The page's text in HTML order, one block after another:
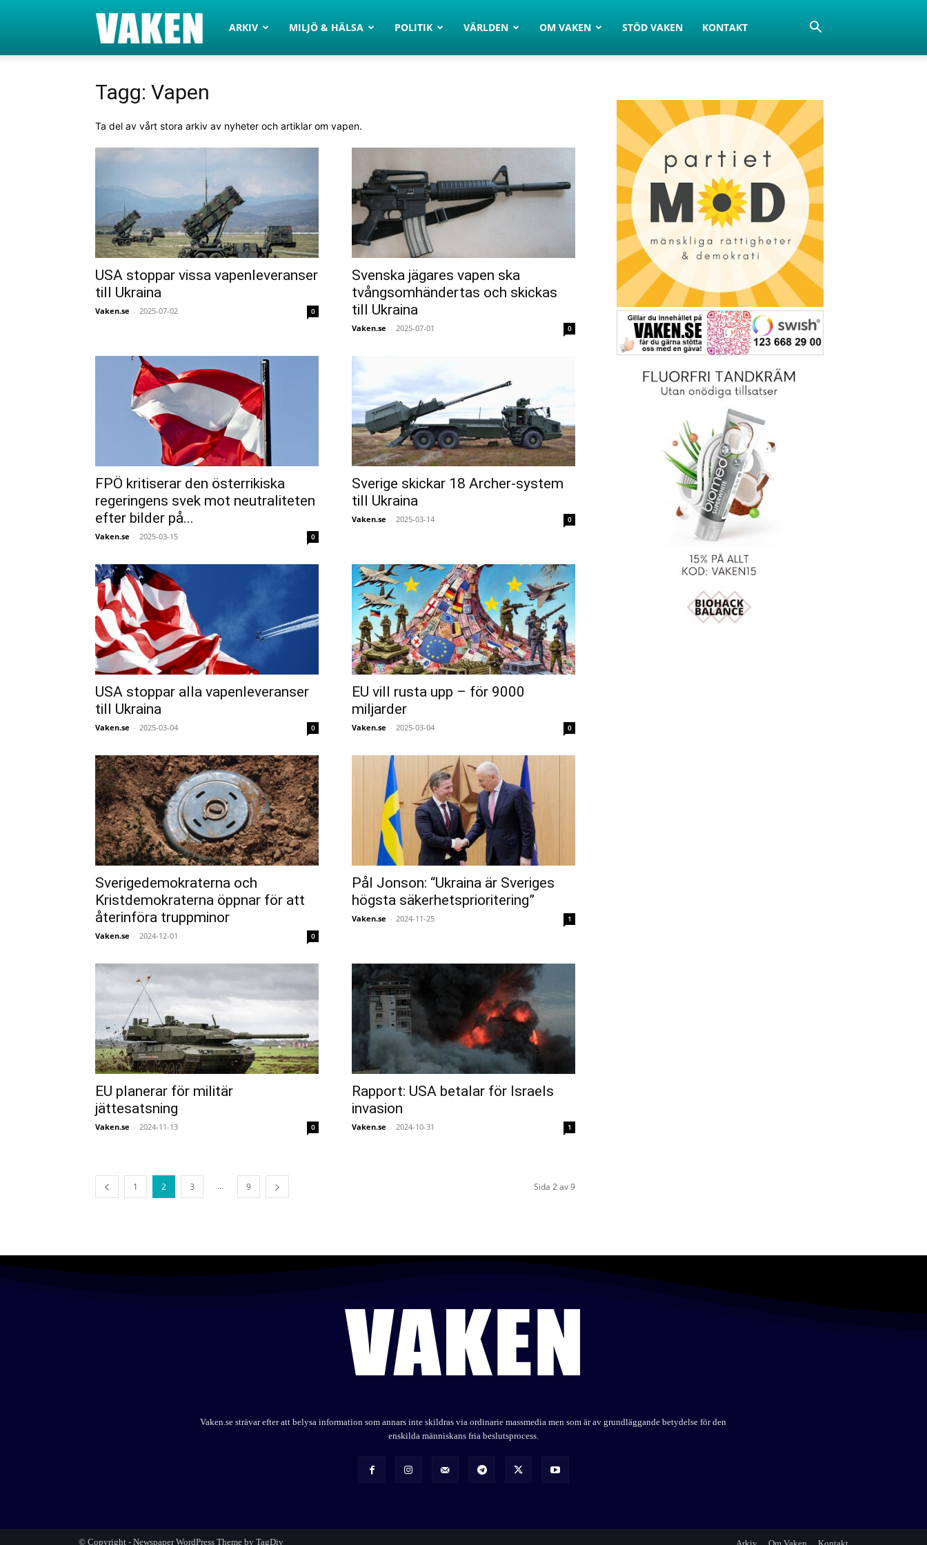
VAKEN.se
ARKIV MILJÖ & HÄLSA POLITIK VÄRLDEN OM VAKEN STÖD VAKEN KONTAKT
Tagg: Vapen
Ta del av vårt stora arkiv av nyheter och artiklar om vapen.
USA stoppar vissa vapenleveranser
till Ukraina
Vaken.se - 2025-07-02 0
Svenska jägares vapen ska
tvångsomhändertas och skickas
till Ukraina
Vaken.se - 2025-07-01 0
FPÖ kritiserar den österrikiska
regeringens svek mot neutraliteten
efter bilder på...
Vaken.se - 2025-03-15 0
Sverige skickar 18 Archer-system
till Ukraina
Vaken.se - 2025-03-14 0
USA stoppar alla vapenleveranser
till Ukraina
Vaken.se - 2025-03-04 0
EU vill rusta upp – för 9000
miljarder
Vaken.se - 2025-03-04 0
Sverigedemokraterna och
Kristdemokraterna öppnar för att
återinföra truppminor
Vaken.se - 2024-12-01 0
Pål Jonson: “Ukraina är Sveriges
högsta säkerhetsprioritering”
Vaken.se - 2024-11-25 1
EU planerar för militär
jättesatsning
Vaken.se - 2024-11-13 0
Rapport: USA betalar för Israels
invasion
Vaken.se - 2024-10-31 1
1 2 3 ... 9 Sida 2 av 9
Vaken.se strävar efter att belysa information som annars inte skildras via ordinarie massmedia men som är av grundläggande betydelse för den
enskilda människans fria beslutsprocess.
© Copyright - Newspaper WordPress Theme by TagDiv